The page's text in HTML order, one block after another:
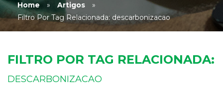
Home » Artigos
»
Filtro Por Tag Relacionada:descarbonizacao
FILTRO POR TAG RELACIONADA:
DESCARBONIZACAO